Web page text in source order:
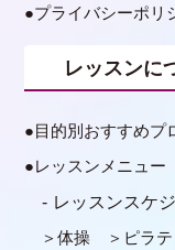
プライバシーポリ
レッスンに
目的別おすすめプ
レッスンメニュー
レッスンスケ
体操 ピラ